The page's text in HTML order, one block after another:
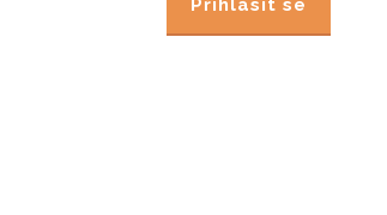
Přihlásit se